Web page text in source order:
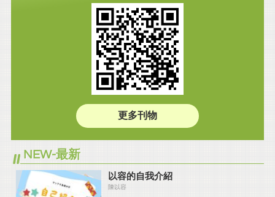
更多刊物
NEW-最新
以容的自我介紹
陳以容